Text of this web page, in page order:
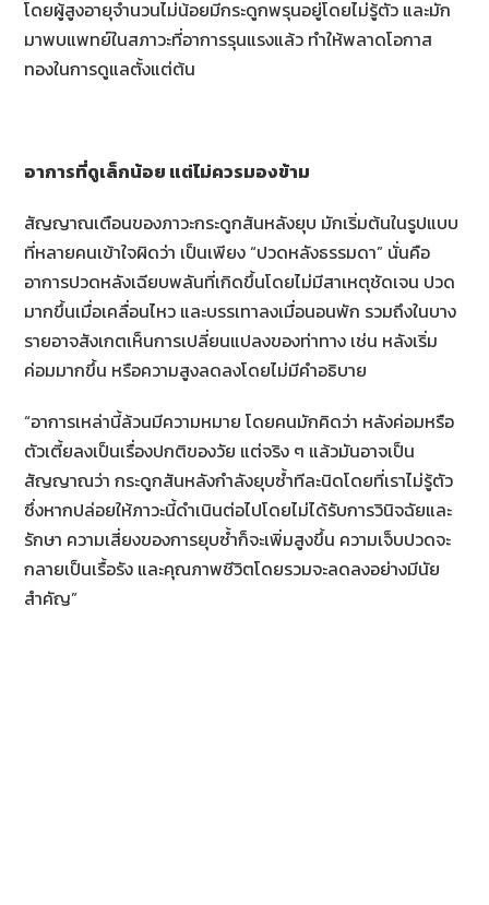
โดยผู้สูงอายุจำนวนไม่น้อยมีกระดูกพรุนอยู่โดยไม่รู้ตัว และมัก
มาพบแพทย์ในสภาวะที่อาการรุนแรงแล้ว ทำให้พลาดโอกาส
ทองในการดูแลตั้งแต่ต้น
อาการที่ดูเล็กน้อย แต่ไม่ควรมองข้าม
สัญญาณเตือนของภาวะกระดูกสันหลังยุบ มักเริ่มต้นในรูปแบบ
ที่หลายคนเข้าใจผิดว่า เป็นเพียง “ปวดหลังธรรมดา” นั่นคือ
อาการปวดหลังเฉียบพลันที่เกิดขึ้นโดยไม่มีสาเหตุชัดเจน ปวด
มากขึ้นเมื่อเคลื่อนไหว และบรรเทาลงเมื่อนอนพัก รวมถึงในบาง
รายอาจสังเกตเห็นการเปลี่ยนแปลงของท่าทาง เช่น หลังเริ่ม
ค่อมมากขึ้น หรือความสูงลดลงโดยไม่มีคำอธิบาย
“อาการเหล่านี้ล้วนมีความหมาย โดยคนมักคิดว่า หลังค่อมหรือ
ตัวเตี้ยลงเป็นเรื่องปกติของวัย แต่จริง ๆ แล้วมันอาจเป็น
สัญญาณว่า กระดูกสันหลังกำลังยุบซ้ำทีละนิดโดยที่เราไม่รู้ตัว
ซึ่งหากปล่อยให้ภาวะนี้ดำเนินต่อไปโดยไม่ได้รับการวินิจฉัยและ
รักษา ความเสี่ยงของการยุบซ้ำก็จะเพิ่มสูงขึ้น ความเจ็บปวดจะ
กลายเป็นเรื้อรัง และคุณภาพชีวิตโดยรวมจะลดลงอย่างมีนัย
สำคัญ”